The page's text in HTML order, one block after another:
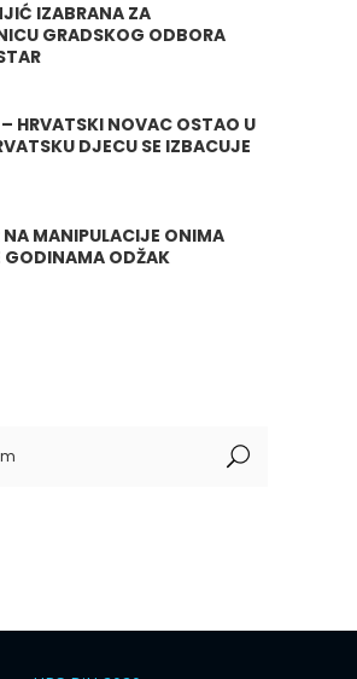
IZABRANA ZA
GRADSKOG ODBORA
HRVATSKI NOVAC OSTAO U
DJECU SE IZBACUJE
MANIPULACIJE ONIMA
GODINAMA ODŽAK